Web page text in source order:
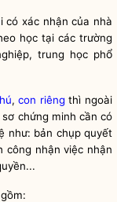
có xác nhận của nhà
học tại các trường
trung học phổ
,con riêng thì ngoài
chứng minh cần có
như: bản chụp quyết
công nhận việc nhận
...